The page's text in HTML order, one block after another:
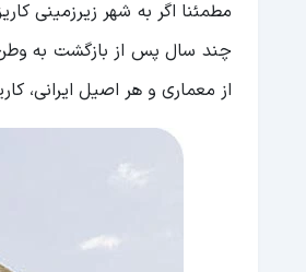
مطمئنا اگر به شهر زیرزمینی
از معماری و هر اصیل ایرانی،